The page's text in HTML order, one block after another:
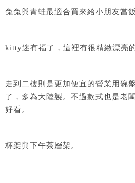
兔兔與青蛙最適合買來給小朋友當
kitty迷有福了，這裡有很精緻漂亮
走到二樓則是更加便宜的營業用碗
了，多為大陸製。不過款式也是老
好看。
杯架與下午茶層架。